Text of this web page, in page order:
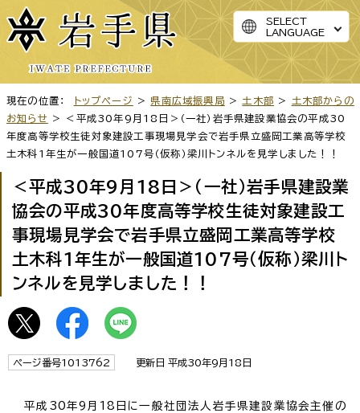
SELECT
LANGUAGE
現在の位置： トップページ > 県南広域振興局 > 土木部 >
土木部からの
お知らせ
> ＜平成30年9月18日＞（一社）岩手県建設業協会の平成30
年度高等学校生徒対象建設工事現場見学会で岩手県立盛岡工業高等学校
土木科1年生が一般国道107号（仮称）梁川トンネルを見学しました！！
＜平成30年9月18日＞（一社）岩手県建設業
協会の平成30年度高等学校生徒対象建設工
事現場見学会で岩手県立盛岡工業高等学校
土木科1年生が一般国道107号（仮称）梁川ト
ンネルを見学しました！！
ページ番号1013762 更新日 平成30年9月18日
平成30年9月18日に一般社団法人岩手県建設業協会主催の